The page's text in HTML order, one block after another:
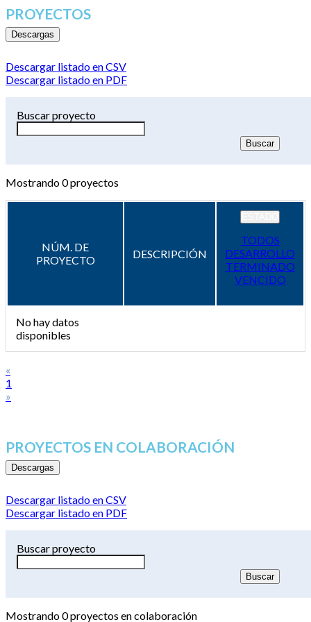
PROYECTOS
Descargas
Descargar listado en CSV
Descargar listado en PDF
Buscar proyecto
Mostrando0proyectos
NÚM. DE
PROYECTO
DESCRIPCIÓN
TODOS
DESARROLLO
TERMINADO
VENCIDO
No hay datos
disponibles
«
1
»
PROYECTOS EN COLABORACIÓN
Descargas
Descargar listado en CSV
Descargar listado en PDF
Buscar proyecto
Mostrando0proyectos en colaboración